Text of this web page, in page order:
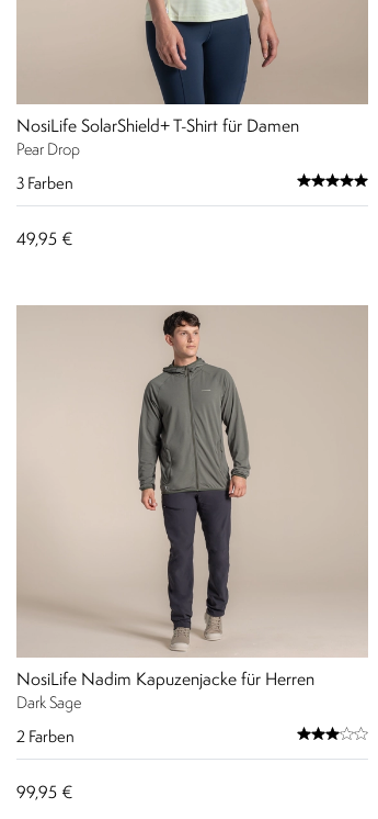
NosiLife SolarShield+ T-Shirt für Damen
Pear Drop
3 Farben
49,95 €
NosiLife Nadim Kapuzenjacke für Herren
Dark Sage
2 Farben
99,95 €